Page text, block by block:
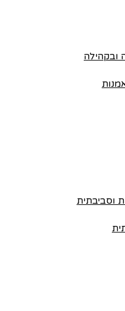
ובקהילה
וסביבתית